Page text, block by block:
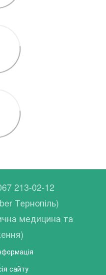
213-02-12
Тернопіль)
медицина та
сайту